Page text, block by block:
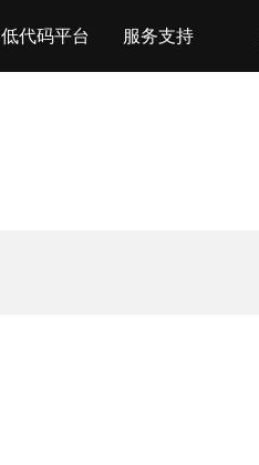
低代码平台 服务支持